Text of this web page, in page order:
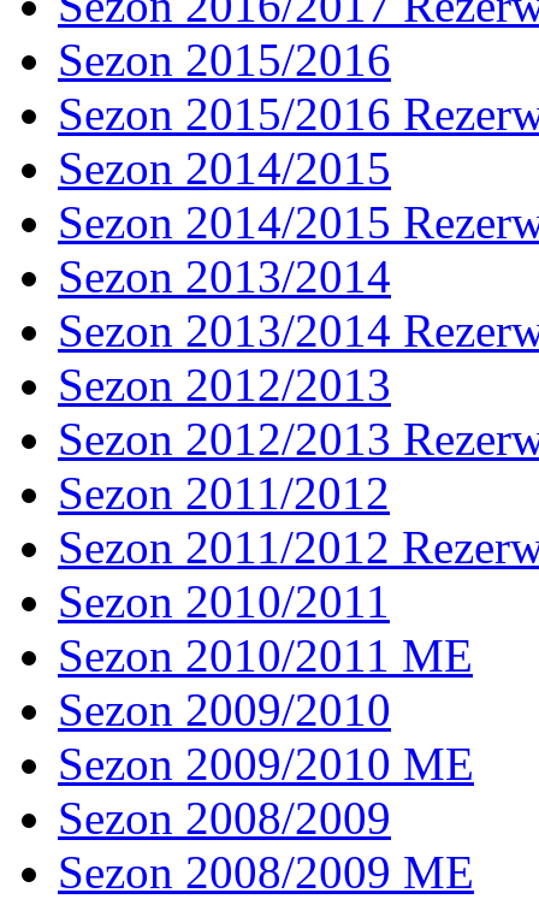
Sezon 2015/2016
Sezon 2015/2016
Sezon 2014/2015
Sezon 2014/2015
Sezon 2013/2014
Sezon 2013/2014
Sezon 2012/2013
Sezon 2012/2013
Sezon 2011/2012
Sezon 2011/2012
Sezon 2010/2011
Sezon 2010/2011 ME
Sezon 2009/2010
Sezon 2009/2010 ME
Sezon 2008/2009
Sezon 2008/2009 ME